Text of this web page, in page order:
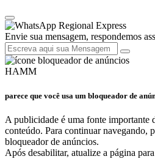
Regional Express
Envie sua mensagem, respondemos
HAMM
parece que você usa um bloqueador de
A publicidade é uma fonte importante
conteúdo. Para continuar navegando,
bloqueador de anúncios.
Após desabilitar, atualize a página